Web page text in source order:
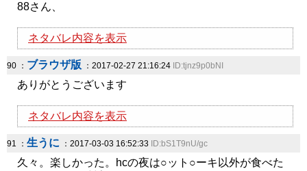
88さん、
ネタバレ内容を表示
90 ： ブラウザ版 ：2017-02-27 21:16:24 ID:tjnz9p0bNI
ありがとうございます
ネタバレ内容を表示
91 ： 生うに ：2017-03-03 16:52:33 ID:bS1T9nU/gc
久々。楽しかった。hcの夜は○ット○ーキ以外が食べた